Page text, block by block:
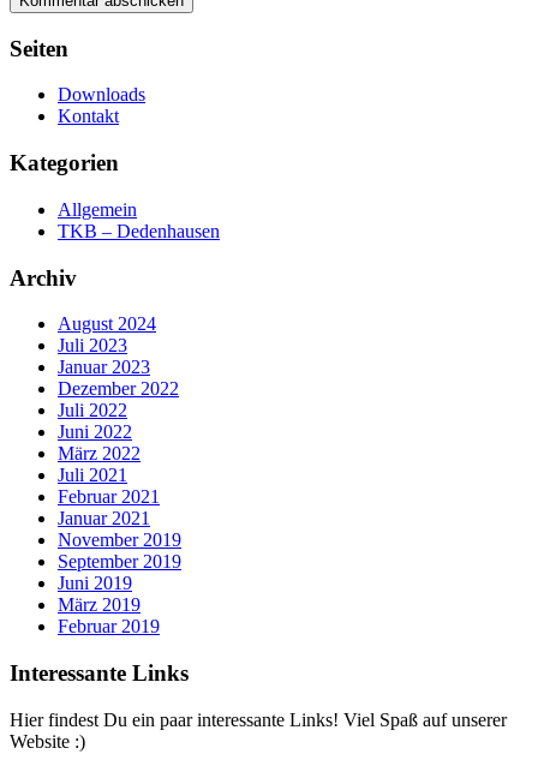
Seiten
Downloads
Kontakt
Kategorien
Allgemein
TKB – Dedenhausen
Archiv
August 2024
Juli 2023
Januar 2023
Dezember 2022
Juli 2022
Juni 2022
März 2022
Juli 2021
Februar 2021
Januar 2021
November 2019
September 2019
Juni 2019
März 2019
Februar 2019
Interessante Links
Hier findest Du ein paar interessante Links! Viel Spaß auf unserer
Website :)